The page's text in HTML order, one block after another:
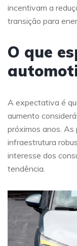
incentivam a
transição para
O que
A expectativa é
aumento
próximos anos. As
infraestrutura
interesse dos
tendência.